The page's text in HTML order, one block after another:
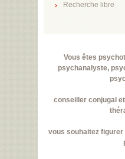
Recherche libre
Vous êtes
psychanalyste,
conseiller conjugal
vous souhaitez